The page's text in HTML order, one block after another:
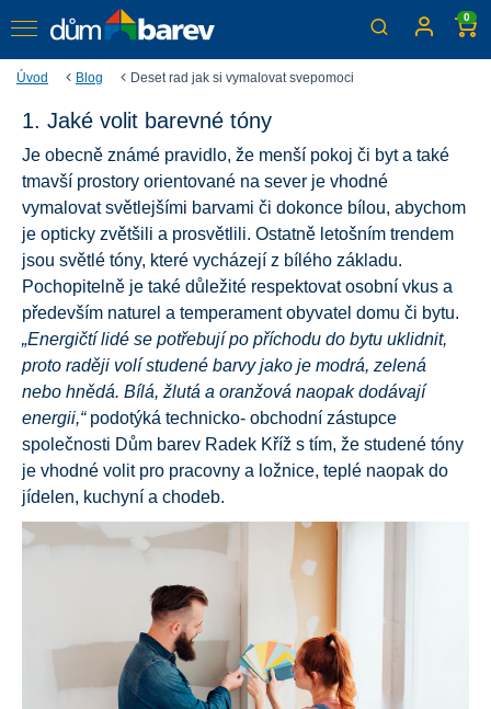
0
Úvod Blog Deset rad jak si vymalovat svepomoci
Deset rad, jak si vymalovat
svépomocí
Stále hodně Čechů má ve zvyku si malovat byt či dům
svépomocí. Proto si s řadou úskalí této činnosti dokáže
poradit. Ovšem i tak máme tendenci na některé věci v
souvislosti s výmalbou zapomenout či je podcenit. V
následujících deseti bodech shrnuli odborníci ze sítě
prodejen Dům barev základní postup při malování, a to od
výběru jednotlivých tónů a kvality barev po zakrývání
vybavení domácnosti, nezbytnost škrábání, penetrace či
rady, jak předejít „kocourům“ na stěnách.
1. Jaké volit barevné tóny
Je obecně známé pravidlo, že menší pokoj či byt a také
tmavší prostory orientované na sever je vhodné
vymalovat světlejšími barvami či dokonce bílou, abychom
je opticky zvětšili a prosvětlili. Ostatně letošním trendem
jsou světlé tóny, které vycházejí z bílého základu.
Pochopitelně je také důležité respektovat osobní vkus a
především naturel a temperament obyvatel domu či bytu.
„Energičtí lidé se potřebují po příchodu do bytu uklidnit,
proto raději volí studené barvy jako je modrá, zelená
nebo hnědá. Bílá, žlutá a oranžová naopak dodávají
energii,“podotýká technicko- obchodní zástupce
společnosti Dům barev Radek Kříž s tím, že studené tóny
je vhodné volit pro pracovny a ložnice, teplé naopak do
jídelen, kuchyní a chodeb.